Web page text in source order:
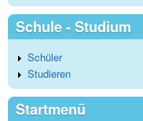
Schule - Studium
Schüler
Studieren
Startmenü